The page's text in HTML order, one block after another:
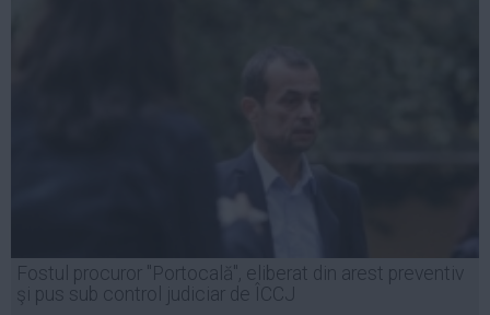
Fostul procuror "Portocală", eliberat din arest preventiv
şi pus sub control judiciar de ÎCCJ